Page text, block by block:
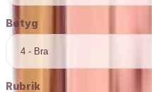
Betyg
Rubrik